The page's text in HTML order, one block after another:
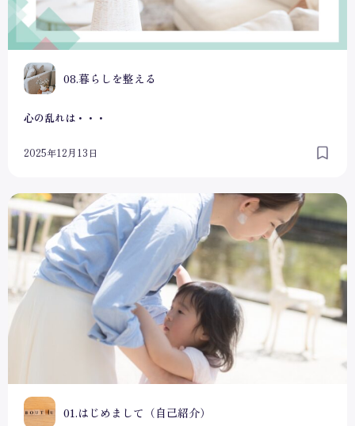
0 08.暮らしを整える
心の乱れは・・・
2025年12月13日
0 01.はじめまして（自己紹介）
【自己紹介】コーチのAKANEです！